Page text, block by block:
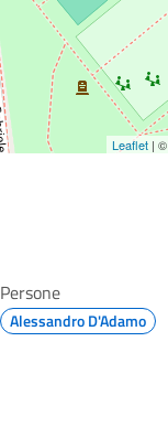
Leaflet| ©
Persone
Alessandro D'Adamo